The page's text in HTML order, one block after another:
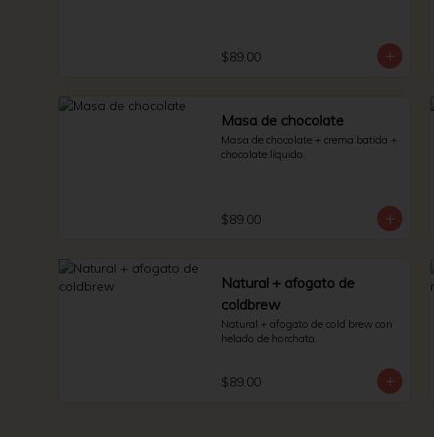
$89.00
Masa de chocolate
Masa de chocolate + crema batida +
chocolate líquido.
$89.00
Natural + afogato de
coldbrew
Natural + afogato de cold brew con
helado de horchata.
$89.00